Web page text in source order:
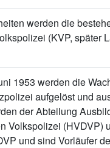
werden die
(KVP, später
1953 werden die
aufgelöst und
der Abteilung
Volkspolizei (HVDVP)
und sind Vorläufer